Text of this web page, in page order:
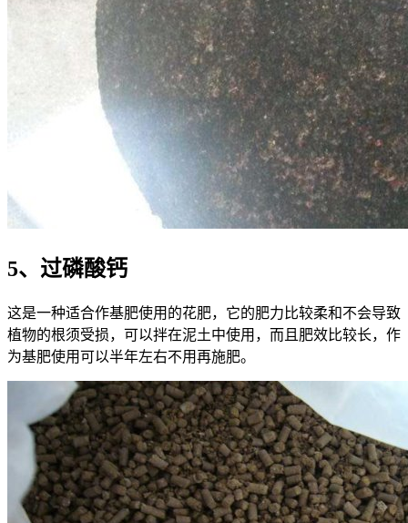
5、过磷酸钙
这是一种适合作基肥使用的花肥，它的肥力比较柔和不会导致
植物的根须受损，可以拌在泥土中使用，而且肥效比较长，作
为基肥使用可以半年左右不用再施肥。